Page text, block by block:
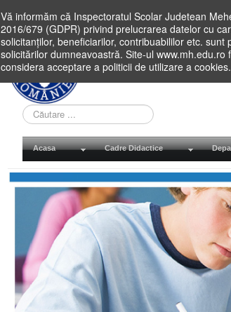
Vă informăm că Inspectoratul Scolar Judetean
2016/679 (GDPR) privind prelucrarea datelor cu
solicitanților, beneficiarilor, contribuabililor etc.
solicitărilor dumneavoastră. Site-ul
considera acceptare a politicii de utilizare a cookies.
Cauta
in
site
Acasa Cadre Didactice